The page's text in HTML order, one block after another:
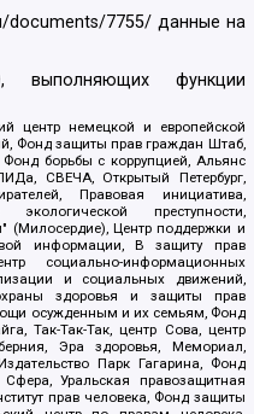
documents/7755/ данные на
функции
центр немецкой и европейской
Фонд защиты прав граждан Штаб,
борьбы с коррупцией, Альянс
СВЕЧА, Открытый Петербург,
Правовая инициатива,
преступности,
(Милосердие), Центр поддержки и
информации, В защиту прав
социально-информационных
и социальных движений,
здоровья и защиты прав
осужденным и их семьям, Фонд
Так-Так-Так, центр Сова, центр
Эра здоровья, Мемориал,
Парк Гагарина, Фонд
Уральская правозащитная
прав человека, Фонд защиты